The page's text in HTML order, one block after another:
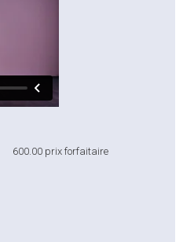
600.00 prix forfaitaire